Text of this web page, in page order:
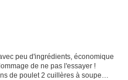
peu d'ingrédients, économique
de ne pas l'essayer !
de poulet 2 cuillères à soupe